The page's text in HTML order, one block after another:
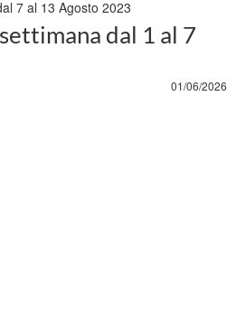
dal 1 al 7
01/06/2026